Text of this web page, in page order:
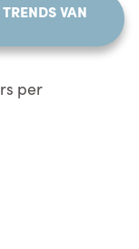
VAN
per